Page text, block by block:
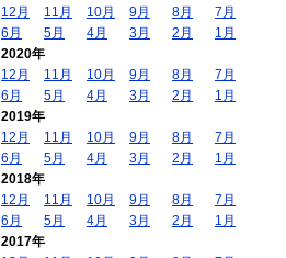
12月
11月 10月 9月 8月
7月
6月
5月 4月 3月 2月
1月
2020年
12月
11月 10月 9月 8月
7月
6月
5月 4月 3月 2月
1月
2019年
12月
11月 10月 9月 8月
7月
6月
5月 4月 3月 2月
1月
2018年
12月
11月 10月 9月 8月
7月
6月
5月 4月 3月 2月
1月
2017年